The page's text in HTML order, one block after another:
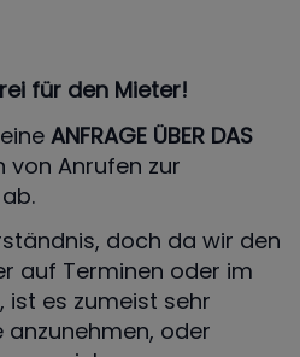
für den Mieter!
ANFRAGE ÜBER DAS
von Anrufen zur
doch da wir den
auf Terminen oder im
ist es zumeist sehr
oder